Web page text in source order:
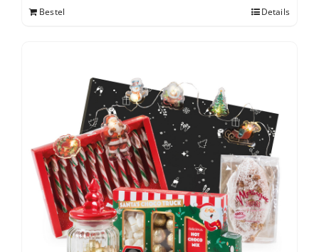
Bestel Details